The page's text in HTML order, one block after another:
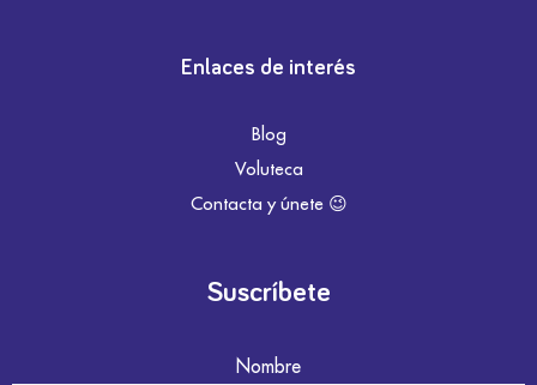
Enlaces de interés
Blog
Voluteca
Contacta y únete 😉
Suscríbete
Nombre